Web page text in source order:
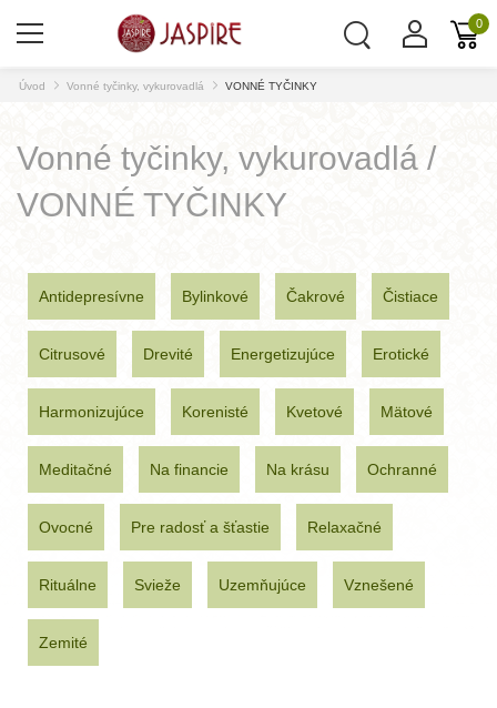
0
Úvod Vonné tyčinky, vykurovadlá VONNÉ TYČINKY
Vonné tyčinky, vykurovadlá /
VONNÉ TYČINKY
Antidepresívne Bylinkové Čakrové Čistiace
Citrusové Drevité Energetizujúce Erotické
Harmonizujúce Korenisté Kvetové Mätové
Meditačné Na financie Na krásu Ochranné
Ovocné Pre radosť a šťastie Relaxačné
Rituálne Svieže Uzemňujúce Vznešené
Zemité